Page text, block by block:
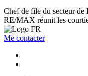
Chef de file du secteur de
RE/MAX réunit les
Me contacter